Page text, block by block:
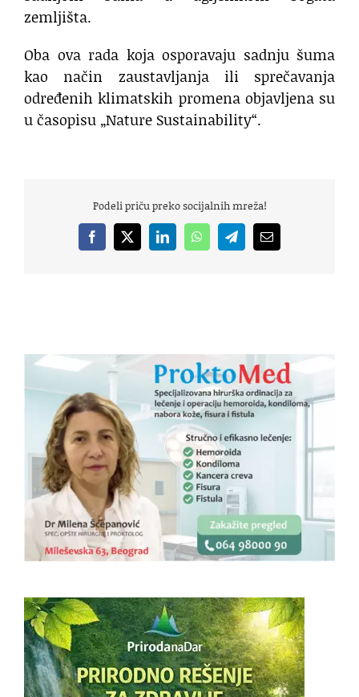
zemljišta.
Oba ova rada koja osporavaju sadnju šuma
kao način zaustavljanja ili sprečavanja
određenih klimatskih promena objavljena su
u časopisu „Nature Sustainability“.
Podeli priču preko socijalnih mreža!
Facebook
X LinkedInWhatsAppTelegramEmail